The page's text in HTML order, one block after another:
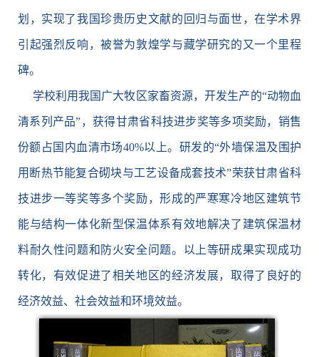
划，实现了我国珍贵历史文献的回归与面世，在学术界
引起强烈反响，被誉为敦煌学与藏学研究的又一个里程
碑。
学校利用我国广大牧区家畜资源，开发生产的“动物血
清系列产品”，获得甘肃省科技进步奖等多项奖励，销售
份额占国内血清市场40%以上。研发的“外墙保温及围护
用断热节能复合砌块与工艺设备成套技术”荣获甘肃省科
技进步一等奖等多个奖励，形成的严寒寒冷地区建筑节
能与结构一体化新型保温体系有效地解决了建筑保温材
料耐久性问题和防火安全问题。以上等研成果实现成功
转化，有效促进了相关地区的经济发展，取得了良好的
经济效益、社会效益和环境效益。